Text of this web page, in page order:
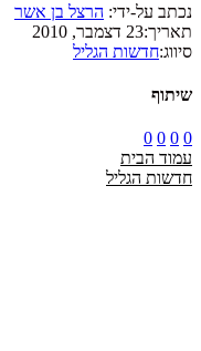
נכתב על-ידי: הרצל בן אשר
תאריך:23 דצמבר, 2010
סיווג:חדשות הגליל
שיתוף
0
0
0
0
עמוד הבית
חדשות הגליל